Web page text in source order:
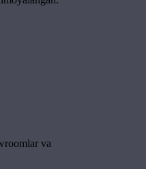
va